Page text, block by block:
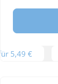
5,49 €